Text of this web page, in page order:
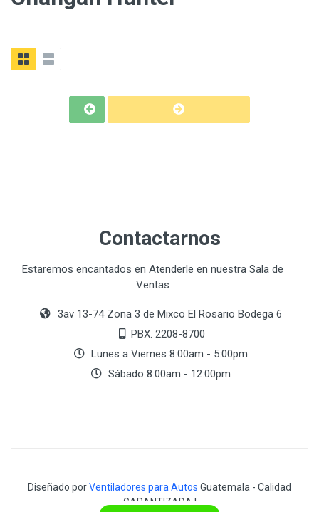
Contactarnos
Estaremos encantados en Atenderle en nuestra Sala de
Ventas
3av 13-74 Zona 3 de Mixco El Rosario Bodega 6
PBX. 2208-8700
Lunes a Viernes 8:00am - 5:00pm
Sábado 8:00am - 12:00pm
Diseñado porVentiladores para Autos Guatemala - Calidad
GARANTIZADA !